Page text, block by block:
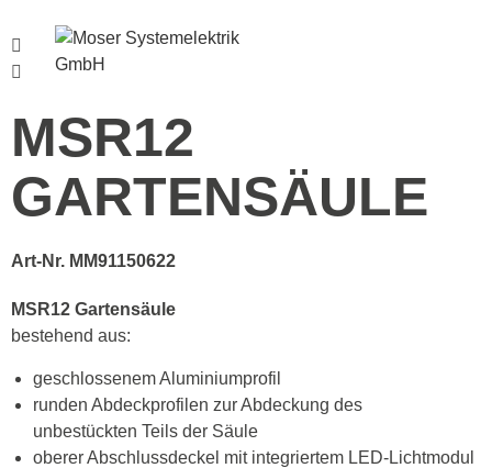
MSR12
GARTENSÄULE
Art-Nr. MM91150622
MSR12 Gartensäule
bestehend aus:
geschlossenem Aluminiumprofil
runden Abdeckprofilen zur Abdeckung des
unbestückten Teils der Säule
oberer Abschlussdeckel mit integriertem LED-Lichtmodul